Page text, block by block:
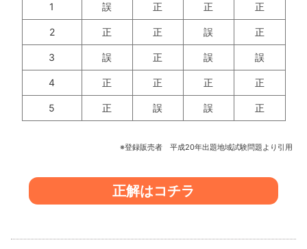
1 誤 正 正 正
2 正 正 誤 正
3 誤 正 誤 誤
4 正 正 正 正
5 正 誤 誤 正
※登録販売者 平成20年出題地域試験問題より引用
正解はコチラ